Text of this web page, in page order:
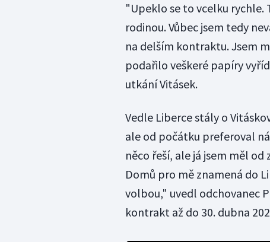
"Upeklo se to vcelku rychle.
rodinou. Vůbec jsem tedy
na delším kontraktu. Jsem
podařilo veškeré papíry
utkání Vitásek.
Vedle Liberce stály o
ale od počátku preferoval
něco řeší, ale já jsem měl
Domů pro mě znamená do
volbou," uvedl odchovanec
kontrakt až do 30. dubna